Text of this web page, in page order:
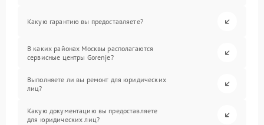
Какую гарантию вы предоставляете?
В каких районах Москвы располагаются
сервисные центры Gorenje?
Выполняете ли вы ремонт для юридических
лиц?
Какую документацию вы предоставляете
для юридических лиц?